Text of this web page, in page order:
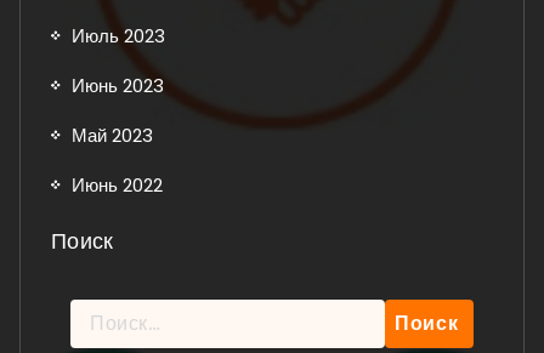
Июль 2023
Июнь 2023
Май 2023
Июнь 2022
Поиск
Найти: